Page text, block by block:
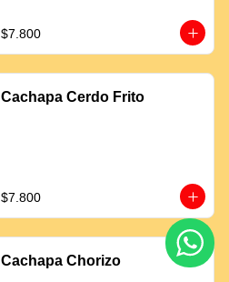
$7.800
Cachapa Cerdo Frito
$7.800
Cachapa Chorizo